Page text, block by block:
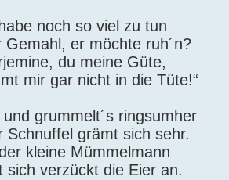
noch so viel zu tun
Gemahl, er möchte ruh´n?
du meine Güte,
mir gar nicht in die Tüte!“
grummelt´s ringsumher
Schnuffel grämt sich sehr.
kleine Mümmelmann
sich verzückt die Eier an.